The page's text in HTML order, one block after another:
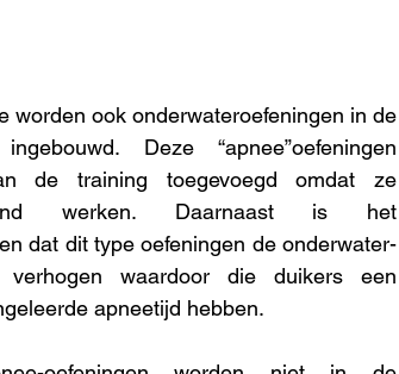
worden ook onderwateroefeningen in de
Deze “apnee”oefeningen
de training toegevoegd omdat ze
werken. Daarnaast is het
dat dit type oefeningen de onderwater-
verhogen waardoor die duikers een
apneetijd hebben.